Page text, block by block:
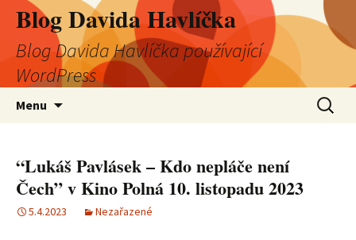
Blog Davida Havlíčka
Blog Davida Havlíčka používající
WordPress
Menu
“Lukáš Pavlásek – Kdo nepláče není
Čech” v Kino Polná 10. listopadu 2023
5.4.2023 Nezařazené